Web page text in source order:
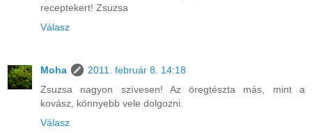
receptekert! Zsuzsa
Válasz
Moha
2011. február 8. 14:18
Zsuzsa nagyon szívesen! Az öregtészta más, mint a
kovász, könnyebb vele dolgozni.
Válasz